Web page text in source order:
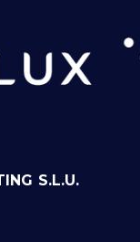
S.L.U.